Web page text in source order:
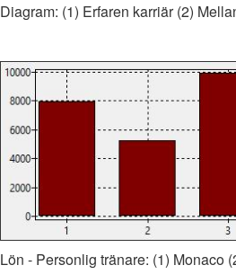
Diagram: (1) Erfaren karriär (2)
Lön - Personlig tränare: (1) Monaco